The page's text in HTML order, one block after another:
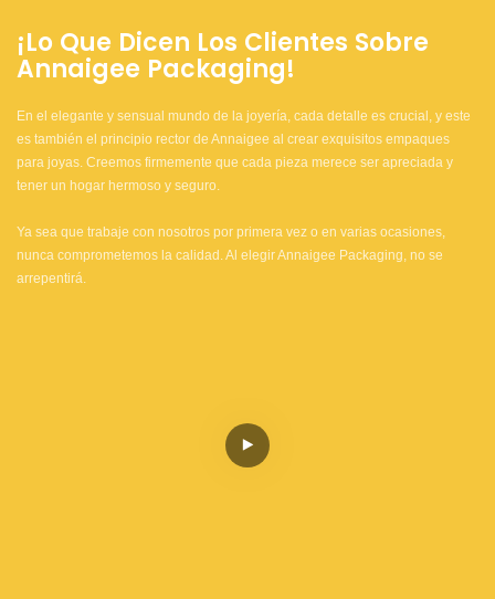
¡Lo Que Dicen Los Clientes Sobre
Annaigee Packaging!
En el elegante y sensual mundo de la joyería, cada detalle es crucial, y este
es también el principio rector de Annaigee al crear exquisitos empaques
para joyas. Creemos firmemente que cada pieza merece ser apreciada y
tener un hogar hermoso y seguro.
Ya sea que trabaje con nosotros por primera vez o en varias ocasiones,
nunca comprometemos la calidad. Al elegir Annaigee Packaging, no se
arrepentirá.